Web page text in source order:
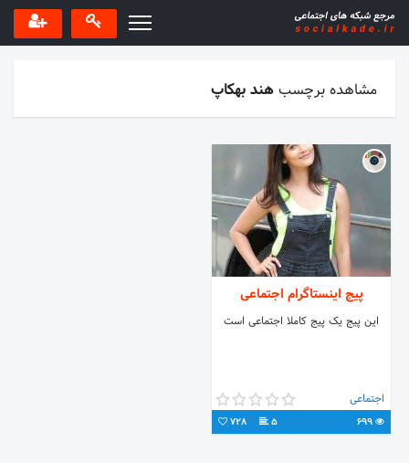
مشاهده برچسبهند بهکاپ
پیج اینستاگرام اجتماعی
این پیج یک پیج کاملا اجتماعی است
اجتماعی
5
728